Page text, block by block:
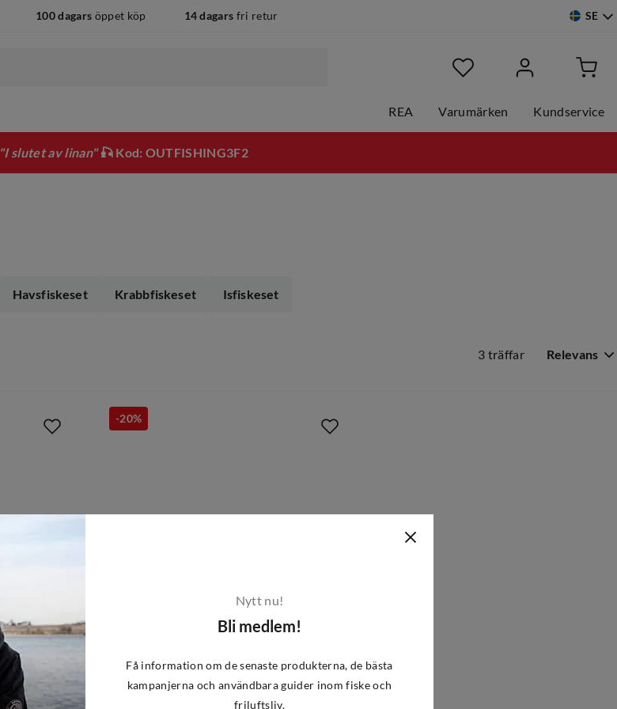
100 dagars öppet köp 14 dagars fri retur SE
REA Varumärken Kundservice
"I slutet av linan"🎣 Kod: OUTFISHING3F2
Havsfiskeset Krabbfiskeset Isfiskeset
3 träffar Relevans
-20%
Nytt nu!
Bli medlem!
Få information om de senaste produkterna, de bästa
kampanjerna och användbara guider inom fiske och
friluftsliv.